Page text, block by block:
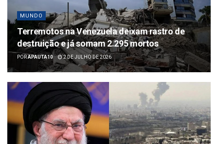
MUNDO
Terremotos na Venezuela deixam rastro de
destruição e já somam 2.295 mortos
PORAPAUTA10 2 DE JULHO DE 2026